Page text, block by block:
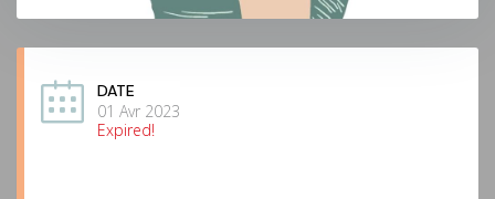
DATE
01 Avr 2023
Expired!